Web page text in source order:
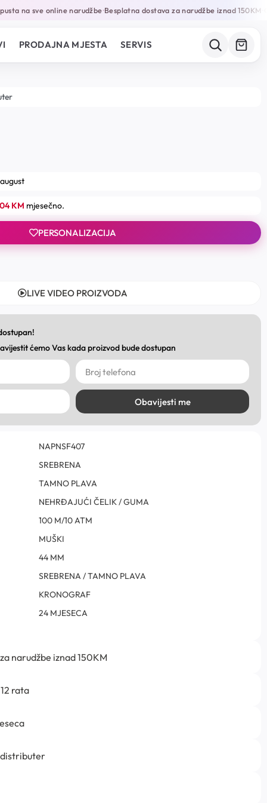
na sve online narudžbe•Besplatna dostava za narudžbe iznad 150KM•
PRODAJNA MJESTA SERVIS
KM mjesečno.
PERSONALIZACIJA
LIVE VIDEO PROIZVODA
ćemo Vas kada proizvod bude dostupan
Obavijesti me
NAPNSF407
SREBRENA
TAMNO PLAVA
NEHRĐAJUĆI ČELIK / GUMA
100 M/10 ATM
MUŠKI
44 MM
SREBRENA / TAMNO PLAVA
KRONOGRAF
24 MJESECA
narudžbe iznad 150KM
rata